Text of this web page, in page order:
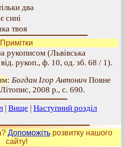
два
сині
твоя
Примітки
рукописом (Львівська
від. рукоп., ф. 10, од. зб. 68 / 1).
: Богдан Ігор Антонич Повне
2008 р., с. 690.
| Вище | Наступний розділ
Допоможітьрозвитку нашого
сайту!